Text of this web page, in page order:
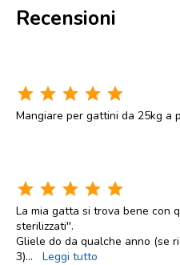
Recensioni
star star star star star
Mangiare per gattini da 25kg a
star star star star star
La mia gatta si trova bene con
sterilizzati''.
Gliele do da qualche anno (se
3)... Leggi tutto